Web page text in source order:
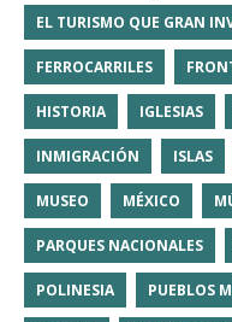
EL TURISMO QUE GRAN
FERROCARRILES
HISTORIA IGLESIAS
INMIGRACIÓN ISLAS
MUSEO MÉXICO
PARQUES NACIONALES
POLINESIA PUEBLOS